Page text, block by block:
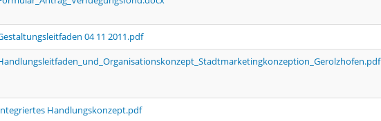
04 11 2011.pdf
Handlungskonzept.pdf